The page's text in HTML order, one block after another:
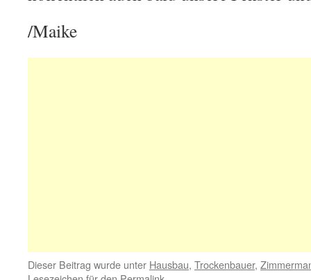
/Maike
Dieser Beitrag wurde unter Hausbau, Trockenbauer,